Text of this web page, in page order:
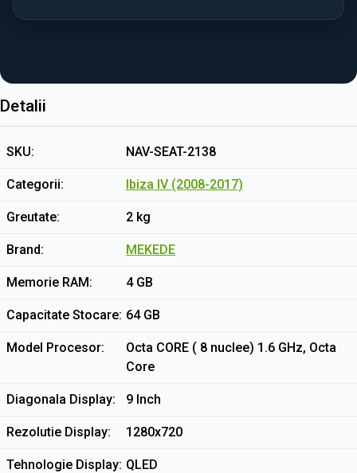
Detalii
SKU NAV-SEAT-2138
Categorii Ibiza IV (2008-2017)
Greutate 2 kg
Brand MEKEDE
Memorie RAM 4 GB
Capacitate Stocare 64 GB
Model Procesor
Octa CORE ( 8 nuclee) 1.6 GHz, Octa
Core
Diagonala Display 9 Inch
Rezolutie Display 1280x720
Tehnologie Display QLED